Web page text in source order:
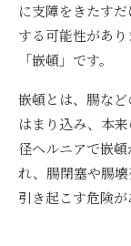
に支障をきたす
する可能性があ
「嵌頓」です。
嵌頓とは、腸な
はまり込み、本
径ヘルニアで嵌
れ、腸閉塞や腸
引き起こす危険が